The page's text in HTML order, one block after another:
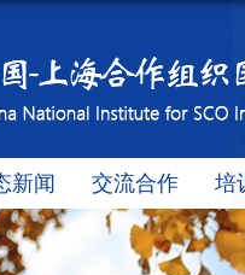
新闻 交流合作 培